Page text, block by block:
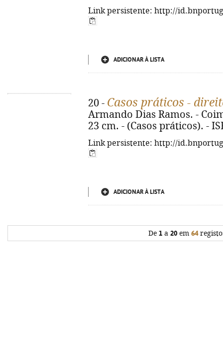
Link persistente: http://
ADICIONAR À LISTA
20 - Casos práticos -
Armando Dias Ramos. -
23 cm. - (Casos práticos). -
Link persistente: http://
ADICIONAR À LISTA
De 1a 20em 64